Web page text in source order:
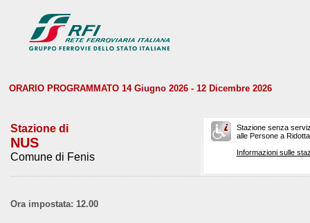
ORARIO PROGRAMMATO 14 Giugno 2026 - 12 Dicembre 2026
Stazione di
NUS
Comune di Fenis
Stazione senza
alle Persone a
Informazioni sulle
Ora impostata: 12.00